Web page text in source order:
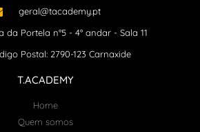
geral@tacademy.pt
da Portela n°5 - 4° andar - Sala 11
Postal: 2790-123 Carnaxide
T.ACADEMY
Home
Quem somos